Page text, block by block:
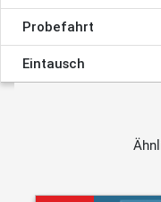
Probefahrt
Eintausch